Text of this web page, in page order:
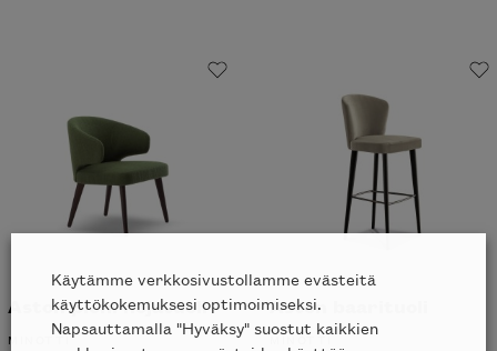
Aston pieni nojatuoli
MINOTTI
Aston baarituoli
MINOTTI
Käytämme verkkosivustollamme evästeitä
käyttökokemuksesi optimoimiseksi.
Napsauttamalla "Hyväksy" suostut kaikkien